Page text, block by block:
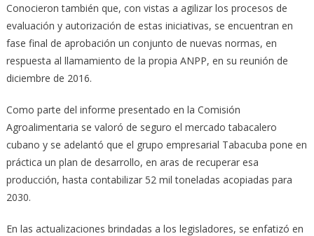
Conocieron también que, con vistas a agilizar los procesos de
evaluación y autorización de estas iniciativas, se encuentran en
fase final de aprobación un conjunto de nuevas normas, en
respuesta al llamamiento de la propia ANPP, en su reunión de
diciembre de 2016.
Como parte del informe presentado en la Comisión
Agroalimentaria se valoró de seguro el mercado tabacalero
cubano y se adelantó que el grupo empresarial Tabacuba pone en
práctica un plan de desarrollo, en aras de recuperar esa
producción, hasta contabilizar 52 mil toneladas acopiadas para
2030.
En las actualizaciones brindadas a los legisladores, se enfatizó en